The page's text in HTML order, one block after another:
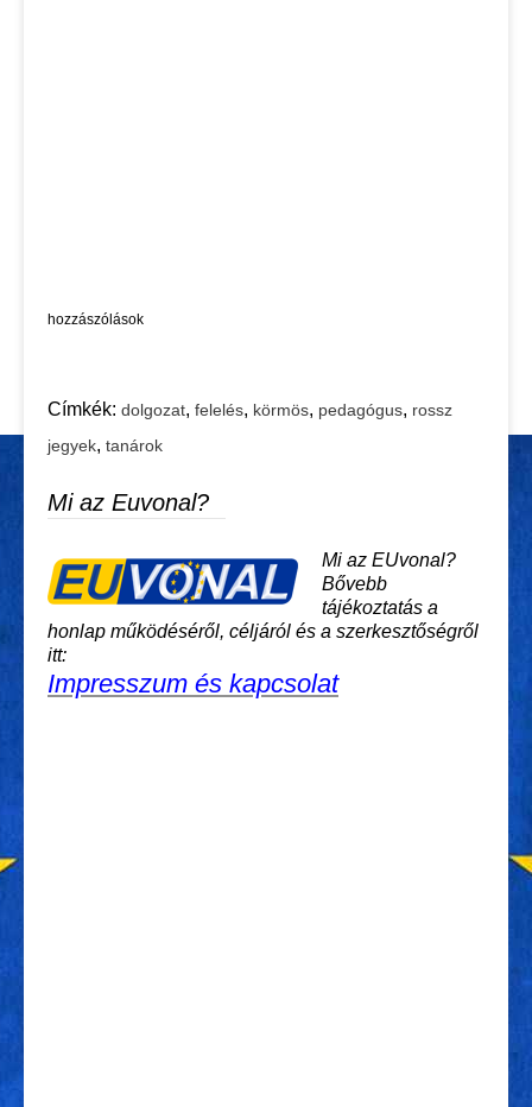
hozzászólások
Címkék: dolgozat, felelés, körmös, pedagógus, rossz
jegyek, tanárok
Mi az Euvonal?
Mi az EUvonal?
Bővebb
tájékoztatás a
honlap működéséről, céljáról és a szerkesztőségről
itt:
Impresszum és kapcsolat